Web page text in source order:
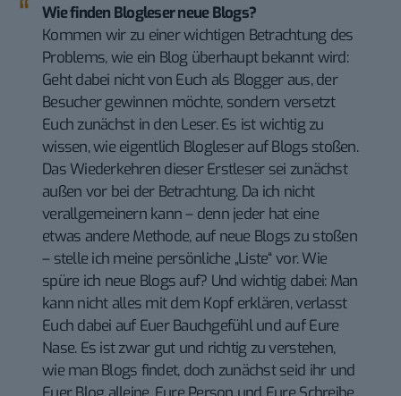
Wie finden Blogleser neue Blogs?
Kommen wir zu einer wichtigen Betrachtung des
Problems, wie ein Blog überhaupt bekannt wird:
Geht dabei nicht von Euch als Blogger aus, der
Besucher gewinnen möchte, sondern versetzt
Euch zunächst in den Leser. Es ist wichtig zu
wissen, wie eigentlich Blogleser auf Blogs stoßen.
Das Wiederkehren dieser Erstleser sei zunächst
außen vor bei der Betrachtung. Da ich nicht
verallgemeinern kann – denn jeder hat eine
etwas andere Methode, auf neue Blogs zu stoßen
– stelle ich meine persönliche „Liste“ vor. Wie
spüre ich neue Blogs auf? Und wichtig dabei: Man
kann nicht alles mit dem Kopf erklären, verlasst
Euch dabei auf Euer Bauchgefühl und auf Eure
Nase. Es ist zwar gut und richtig zu verstehen,
wie man Blogs findet, doch zunächst seid ihr und